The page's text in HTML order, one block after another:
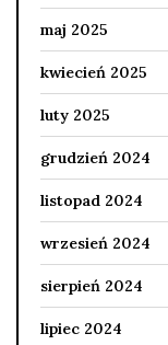
maj 2025
kwiecień 2025
luty 2025
grudzień 2024
listopad 2024
wrzesień 2024
sierpień 2024
lipiec 2024